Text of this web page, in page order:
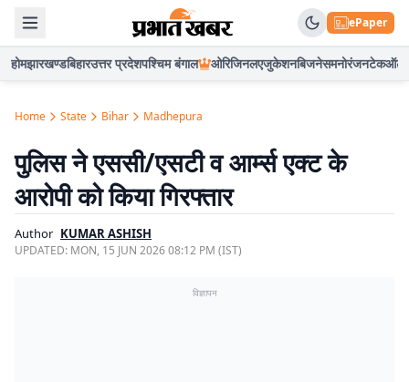
ePaper
होमझारखण्डबिहारउत्तर प्रदेशपश्चिम बंगाल ओरिजिनलएजुकेशनबिजनेसमनोरंजनटेकऑटो
Home State Bihar Madhepura
पुलिस ने एससी/एसटी व आर्म्स एक्ट के
आरोपी को किया गिरफ्तार
Author KUMAR ASHISH
UPDATED: MON, 15 JUN 2026 08:12 PM (IST)
विज्ञापन